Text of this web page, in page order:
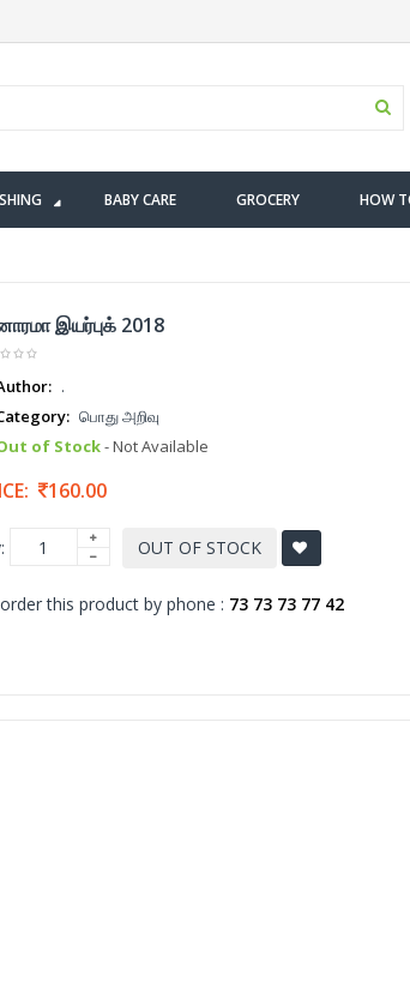
BABY CARE GROCERY HOW
இயர்புக் 2018
.
பொது அறிவு
of Stock- Not Available
160.00
OUT OF STOCK
this product by phone : 73 73 73 77 42